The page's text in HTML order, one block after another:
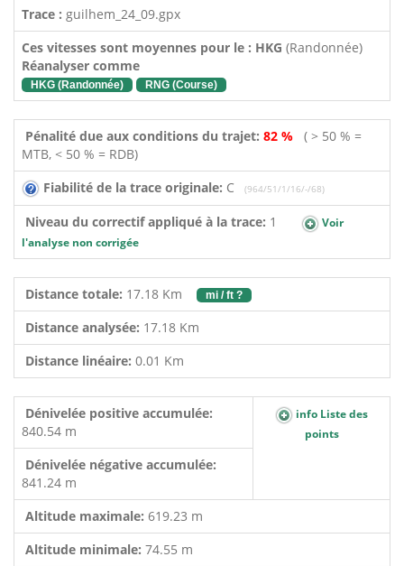
Trace : guilhem_24_09.gpx
Ces vitesses sont moyennes pour le : HKG (Randonnée)
Réanalyser comme
HKG (Randonnée) RNG (Course)
Pénalité due aux conditions du trajet: 82 % ( > 50 % =
MTB, < 50 % = RDB)
Fiabilité de la trace originale: C (964/51/1/16/-/68)
Niveau du correctif appliqué à la trace: 1
Voir
l'analyse non corrigée
Distance totale: 17.18 Km mi / ft ?
Distance analysée: 17.18 Km
Distance linéaire: 0.01 Km
Dénivelée positive accumulée:
840.54 m
info Liste des
points
Dénivelée négative accumulée:
841.24 m
Altitude maximale: 619.23 m
Altitude minimale: 74.55 m